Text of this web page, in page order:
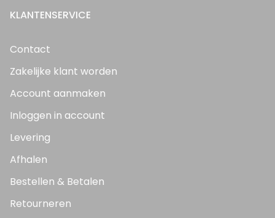
KLANTENSERVICE
Contact
Zakelijke klant worden
Account aanmaken
Inloggen in account
Levering
Afhalen
Bestellen & Betalen
Retourneren